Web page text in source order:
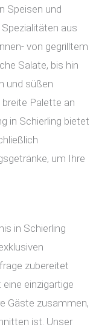
Speisen und
aus
von gegrilltem
Salate, bis hin
und süßen
Palette an
in Schierling bietet
um Ihre
in Schierling
zubereitet
einzigartige
Gäste zusammen,
ist. Unser